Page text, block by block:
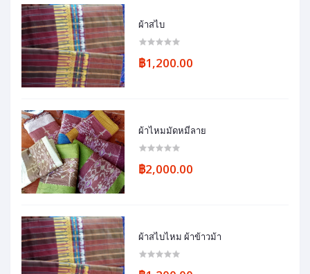
ผ้าสไบ
฿1,200.00
ผ้าไหมมัดหมี่ลาย
฿2,000.00
ผ้าสไบไหม ผ้าข้าวม้า